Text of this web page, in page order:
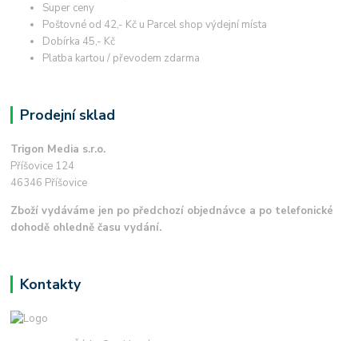
Super ceny
Poštovné od 42,- Kč u Parcel shop výdejní místa
Dobírka 45,- Kč
Platba kartou / převodem zdarma
Prodejní sklad
Trigon Media s.r.o.
Příšovice 124
46346 Příšovice
Zboží vydáváme jen po předchozí objednávce a po telefonické
dohodě ohledně času vydání.
Kontakty